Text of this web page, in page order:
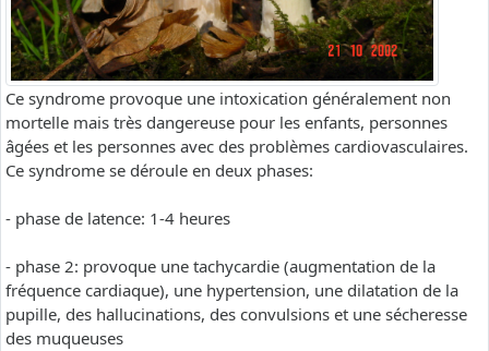
Ce syndrome provoque une intoxication généralement non
mortelle mais très dangereuse pour les enfants, personnes
âgées et les personnes avec des problèmes cardiovasculaires.
Ce syndrome se déroule en deux phases:
- phase de latence: 1-4 heures
- phase 2: provoque une tachycardie (augmentation de la
fréquence cardiaque), une hypertension, une dilatation de la
pupille, des hallucinations, des convulsions et une sécheresse
des muqueuses